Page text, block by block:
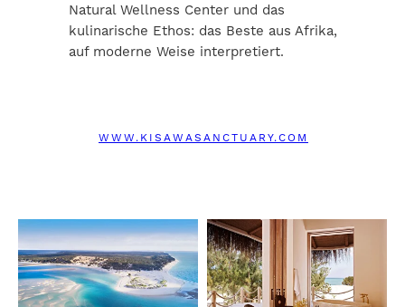
Natural Wellness Center und das
kulinarische Ethos: das Beste aus Afrika,
auf moderne Weise interpretiert.
WWW.KISAWASANCTUARY.COM